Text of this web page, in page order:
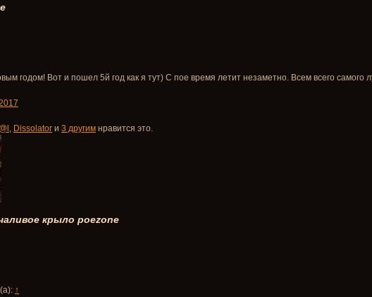
годом! Вот и пошел 5й год как я тут) С пое время летит незаметно. Всем всего самого
, Dissolator и 3 другим нравится это.
крыло poezone
↑